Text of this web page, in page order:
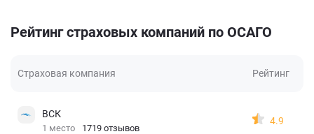
Рейтинг страховых компаний по ОСАГО
Страховая компания Рейтинг
ВСК
1 место 1719 отзывов
4.9